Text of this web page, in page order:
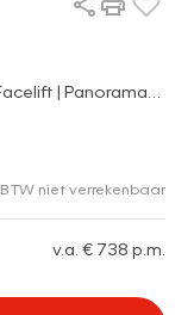
BTW niet verrekenbaar
v.a. € 738 p.m.